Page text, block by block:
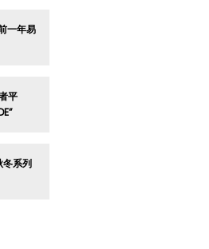
一年易
平
系列